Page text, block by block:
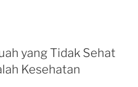
yang Tidak Sehat
Kesehatan